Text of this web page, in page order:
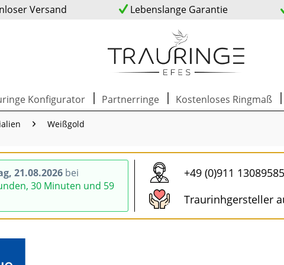
Versand Lebenslange Garantie
Konfigurator Partnerringe Kostenloses Ringmaß
Weißgold
21.08.2026 bei
30 Minuten und 58
+49 (0)911
Traurinhgersteller